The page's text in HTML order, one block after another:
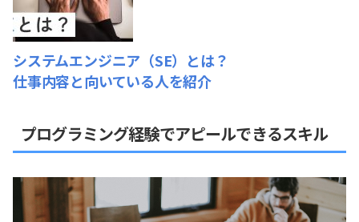
システムエンジニア（SE）とは？
仕事内容と向いている人を紹介
プログラミング経験でアピールできるスキル